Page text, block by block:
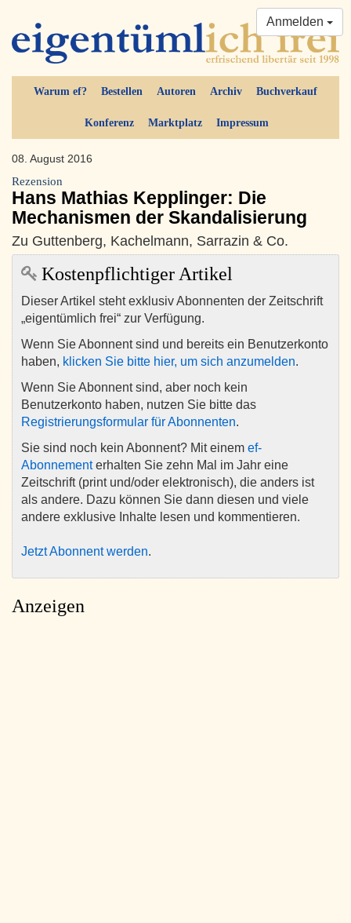
Warum ef? Bestellen Autoren Archiv Buchverkauf
Konferenz Marktplatz Impressum
Anmelden
08. August 2016
Rezension
Hans Mathias Kepplinger: Die
Mechanismen der Skandalisierung
Zu Guttenberg, Kachelmann, Sarrazin & Co.
Kostenpflichtiger Artikel
Dieser Artikel steht exklusiv Abonnenten der Zeitschrift
„eigentümlich frei“ zur Verfügung.
Wenn Sie Abonnent sind und bereits ein Benutzerkonto
haben, klicken Sie bitte hier, um sich anzumelden.
Wenn Sie Abonnent sind, aber noch kein
Benutzerkonto haben, nutzen Sie bitte das
Registrierungsformular für Abonnenten.
Sie sind noch kein Abonnent? Mit einem ef-
Abonnementerhalten Sie zehn Mal im Jahr eine
Zeitschrift (print und/oder elektronisch), die anders ist
als andere. Dazu können Sie dann diesen und viele
andere exklusive Inhalte lesen und kommentieren.
Jetzt Abonnent werden.
Anzeigen